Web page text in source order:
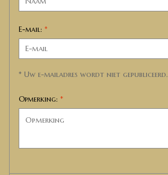
E-mail: *
* Uw e-mailadres wordt niet gepubliceerd.
Opmerking: *